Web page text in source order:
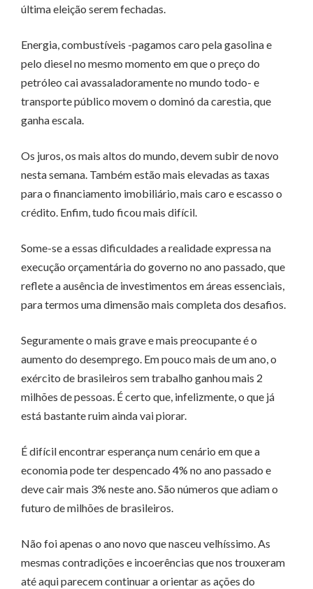
última eleição serem fechadas.
Energia, combustíveis -pagamos caro pela gasolina e
pelo diesel no mesmo momento em que o preço do
petróleo cai avassaladoramente no mundo todo- e
transporte público movem o dominó da carestia, que
ganha escala.
Os juros, os mais altos do mundo, devem subir de novo
nesta semana. Também estão mais elevadas as taxas
para o financiamento imobiliário, mais caro e escasso o
crédito. Enfim, tudo ficou mais difícil.
Some-se a essas dificuldades a realidade expressa na
execução orçamentária do governo no ano passado, que
reflete a ausência de investimentos em áreas essenciais,
para termos uma dimensão mais completa dos desafios.
Seguramente o mais grave e mais preocupante é o
aumento do desemprego. Em pouco mais de um ano, o
exército de brasileiros sem trabalho ganhou mais 2
milhões de pessoas. É certo que, infelizmente, o que já
está bastante ruim ainda vai piorar.
É difícil encontrar esperança num cenário em que a
economia pode ter despencado 4% no ano passado e
deve cair mais 3% neste ano. São números que adiam o
futuro de milhões de brasileiros.
Não foi apenas o ano novo que nasceu velhíssimo. As
mesmas contradições e incoerências que nos trouxeram
até aqui parecem continuar a orientar as ações do